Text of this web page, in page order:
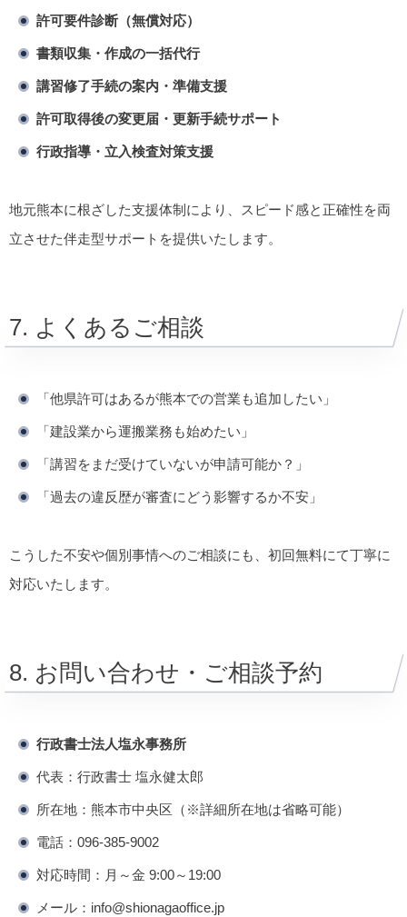
許可要件診断（無償対応）
書類収集・作成の一括代行
講習修了手続の案内・準備支援
許可取得後の変更届・更新手続サポート
行政指導・立入検査対策支援
地元熊本に根ざした支援体制により、スピード感と正確性を両
立させた伴走型サポートを提供いたします。
7. よくあるご相談
「他県許可はあるが熊本での営業も追加したい」
「建設業から運搬業務も始めたい」
「講習をまだ受けていないが申請可能か？」
「過去の違反歴が審査にどう影響するか不安」
こうした不安や個別事情へのご相談にも、初回無料にて丁寧に
対応いたします。
8. お問い合わせ・ご相談予約
行政書士法人塩永事務所
代表：行政書士 塩永健太郎
所在地：熊本市中央区（※詳細所在地は省略可能）
電話：096-385-9002
対応時間：月～金 9:00～19:00
メール：info@shionagaoffice.jp